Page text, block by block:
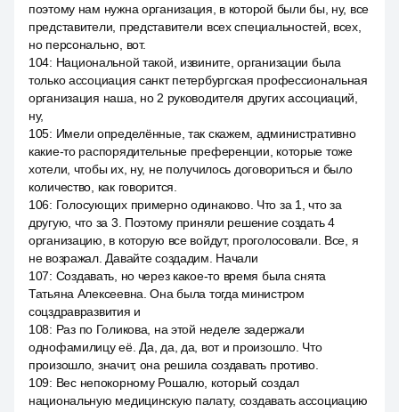
поэтому нам нужна организация, в которой были бы, ну, все
представители, представители всех специальностей, всех,
но персонально, вот.
104: Национальной такой, извините, организации была
только ассоциация санкт петербургская профессиональная
организация наша, но 2 руководителя других ассоциаций,
ну,
105: Имели определённые, так скажем, административно
какие-то распорядительные преференции, которые тоже
хотели, чтобы их, ну, не получилось договориться и было
количество, как говорится.
106: Голосующих примерно одинаково. Что за 1, что за
другую, что за 3. Поэтому приняли решение создать 4
организацию, в которую все войдут, проголосовали. Все, я
не возражал. Давайте создадим. Начали
107: Создавать, но через какое-то время была снята
Татьяна Алексеевна. Она была тогда министром
соцздравразвития и
108: Раз по Голикова, на этой неделе задержали
однофамилицу её. Да, да, да, вот и произошло. Что
произошло, значит, она решила создавать противо.
109: Вес непокорному Рошалю, который создал
национальную медицинскую палату, создавать ассоциацию